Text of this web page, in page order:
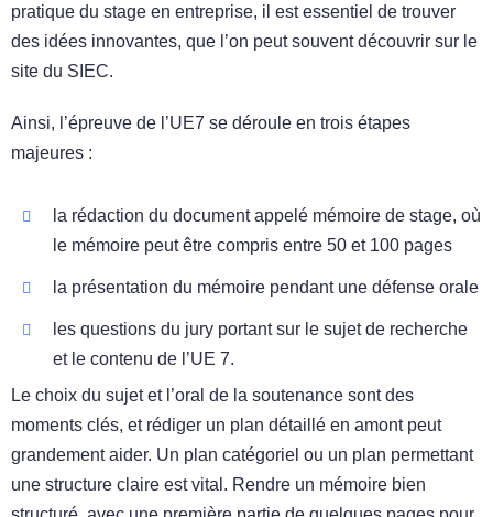
pratique du stage en entreprise, il est essentiel de trouver
des idées innovantes, que l’on peut souvent découvrir sur le
site du SIEC.
Ainsi, l’épreuve de l’UE7 se déroule en trois étapes
majeures :
la rédaction du document appelé mémoire de stage, où
le mémoire peut être compris entre 50 et 100 pages
la présentation du mémoire pendant une défense orale
les questions du jury portant sur le sujet de recherche
et le contenu de l’UE 7.
Le choix du sujet et l’oral de la soutenance sont des
moments clés, et rédiger un plan détaillé en amont peut
grandement aider. Un plan catégoriel ou un plan permettant
une structure claire est vital. Rendre un mémoire bien